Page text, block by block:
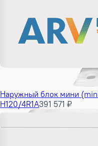
Наружный блок мини
H120/4R1A391 571 ₽